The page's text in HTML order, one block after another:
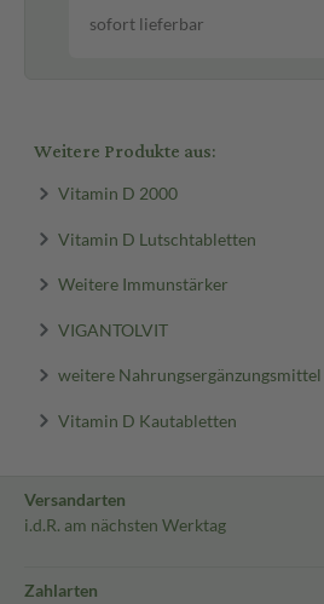
sofort lieferbar
Weitere Produkte aus:
Vitamin D 2000
Vitamin D Lutschtabletten
Weitere Immunstärker
VIGANTOLVIT
weitere Nahrungsergänzungsmittel
Vitamin D Kautabletten
Versandarten
i.d.R. am nächsten Werktag
Zahlarten